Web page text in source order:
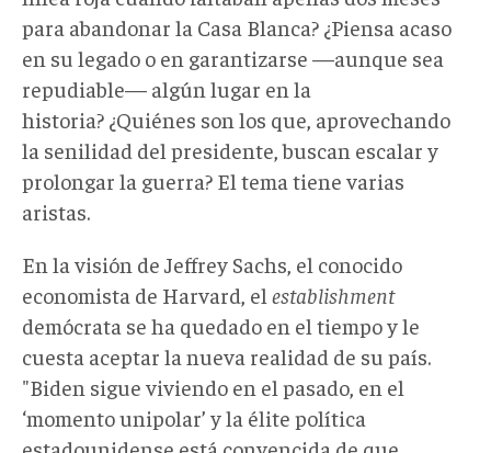
para abandonar la Casa Blanca? ¿Piensa acaso
en su legado o en garantizarse —aunque sea
repudiable— algún lugar en la
historia? ¿Quiénes son los que, aprovechando
la senilidad del presidente, buscan escalar y
prolongar la guerra? El tema tiene varias
aristas.
En la visión de Jeffrey Sachs, el conocido
economista de Harvard, el establishment
demócrata se ha quedado en el tiempo y le
cuesta aceptar la nueva realidad de su país.
"Biden sigue viviendo en el pasado, en el
‘momento unipolar’ y la élite política